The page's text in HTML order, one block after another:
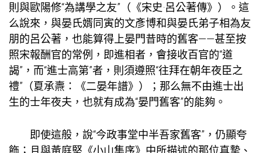
則與歐陽修“為講學之友”（《宋史·呂公著傳》）。這
么說來，與晏氏婿同寅的文彥博和與晏氏弟子相為友
朋的呂公著，也能算得上晏門昔時的舊客——甚至按
照宋報酬官的常例，即進相者，會接收百官的“道
謁”，而“進士高第”者，則須遵照“往拜在朝年夜臣之
禮”（夏承燾：《二晏年譜》）；那么無不由進士出
生的士年夜夫，也就有成為“晏門舊客”的能夠。
即使這般，說“今政事堂中半吾家舊客”，仍顯夸
飾；且與黃庭堅《小山集序》中所描述的那位真摯、